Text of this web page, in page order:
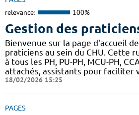
relevance: 100%
Gestion des
Bienvenue sur la page d'accueil
praticiens au sein du CHU. Cette
à tous les PH, PU-PH, MCU-PH,
attachés, assistants pour faciliter
18/02/2026 15:25
PAGES